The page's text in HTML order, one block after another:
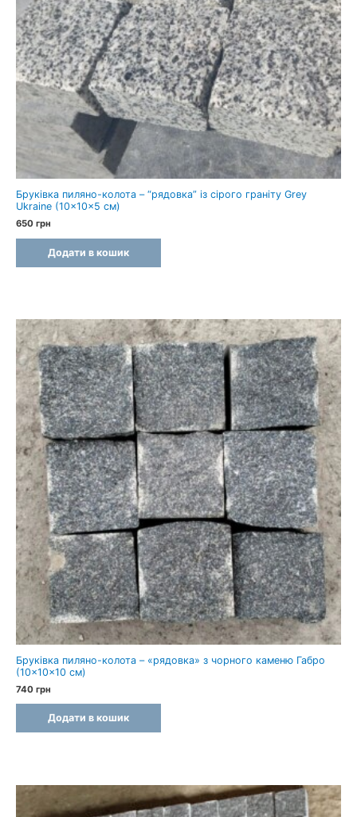
Бруківка пиляно-колота – “рядовка” із сірого граніту Grey
Ukraine (10×10×5 см)
650 грн
Додати в кошик
Бруківка пиляно-колота – «рядовка» з чорного каменю Габро
(10×10×10 см)
740 грн
Додати в кошик